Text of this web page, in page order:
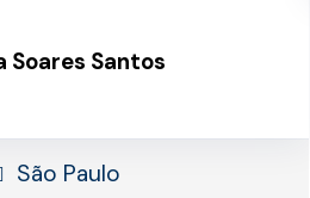
Soares Santos
São Paulo